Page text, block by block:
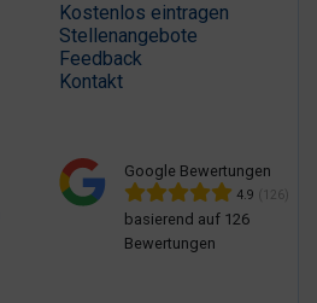
Kostenlos eintragen
Stellenangebote
Feedback
Kontakt
Google Bewertungen
4.9 (126)
basierend auf 126
Bewertungen